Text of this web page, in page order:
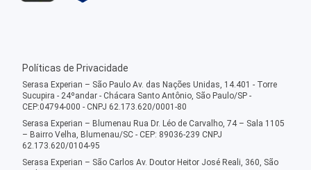
Políticas de Privacidade
Serasa Experian – São Paulo Av. das Nações Unidas, 14.401 - Torre
Sucupira - 24ºandar - Chácara Santo Antônio, São Paulo/SP -
CEP:04794-000 - CNPJ 62.173.620/0001-80
Serasa Experian – Blumenau Rua Dr. Léo de Carvalho, 74 – Sala 1105
– Bairro Velha, Blumenau/SC - CEP: 89036-239 CNPJ
62.173.620/0104-95
Serasa Experian – São Carlos Av. Doutor Heitor José Reali, 360, São